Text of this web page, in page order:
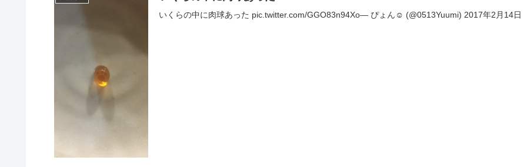
いくらの中に肉球あった pic.twitter.com/GGO83n94Xo— ぴょん︎☺︎ (@0513Yuumi) 2017年2月14日